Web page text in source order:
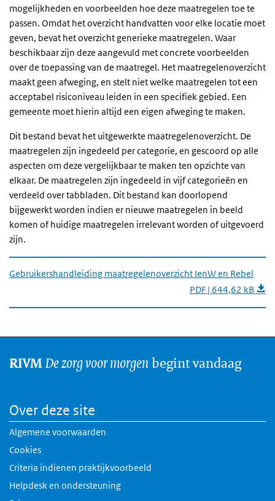
mogelijkheden en voorbeelden hoe deze maatregelen toe te
passen. Omdat het overzicht handvatten voor elke locatie moet
geven, bevat het overzicht generieke maatregelen. Waar
beschikbaar zijn deze aangevuld met concrete voorbeelden
over de toepassing van de maatregel. Het maatregelenoverzicht
maakt geen afweging, en stelt niet welke maatregelen tot een
acceptabel risiconiveau leiden in een specifiek gebied. Een
gemeente moet hierin altijd een eigen afweging te maken.
Dit bestand bevat het uitgewerkte maatregelenoverzicht. De
maatregelen zijn ingedeeld per categorie, en gescoord op alle
aspecten om deze vergelijkbaar te maken ten opzichte van
elkaar. De maatregelen zijn ingedeeld in vijf categorieën en
verdeeld over tabbladen. Dit bestand kan doorlopend
bijgewerkt worden indien er nieuwe maatregelen in beeld
komen of huidige maatregelen irrelevant worden of uitgevoerd
zijn.
Gebruikershandleiding maatregelenoverzicht IenW en Rebel
PDF | 644,62 kB
RIVMDe zorg voor morgen begint vandaag
Over deze site
Algemene voorwaarden
Cookies
Criteria indienen praktijkvoorbeeld
Helpdesk en ondersteuning